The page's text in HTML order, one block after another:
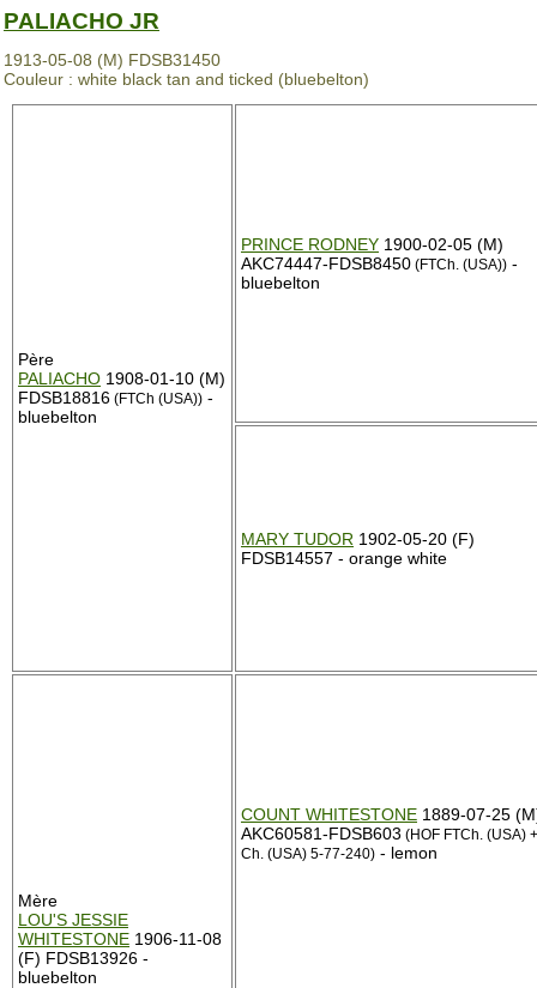
PALIACHO JR
1913-05-08 (M) FDSB31450
Couleur : white black tan and ticked (bluebelton)
Père
PALIACHO 1908-01-10 (M)
FDSB18816 (FTCh (USA)) -
bluebelton
PRINCE RODNEY 1900-02-05 (M)
AKC74447-FDSB8450 (FTCh. (USA)) -
bluebelton
MARY TUDOR 1902-05-20 (F)
FDSB14557 - orange white
Mère
LOU'S JESSIE
WHITESTONE 1906-11-08
(F) FDSB13926 -
bluebelton
COUNT WHITESTONE 1889-07-25
AKC60581-FDSB603 (HOF FTCh. (USA) +
Ch. (USA) 5-77-240) - lemon